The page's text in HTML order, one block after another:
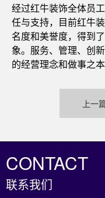
经过红牛装饰全体员
任与支持，目前红牛
名度和美誉度，得到
象。服务、管理、创
的经营理念和做事之
上一
CONTACT
联系我们